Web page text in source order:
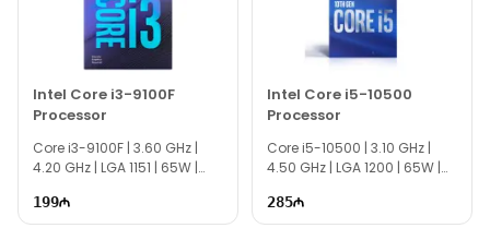
наш сайт.
Если вам необходима помощь с выбором, наши специалисты
готовы помочь вам ежедневно с 10:00 до 19:00.
Мы всегда готовы ответить на все ваши вопросы о процессоре
Intel Core i7-11700 Processor через нашу службу онлайн-
поддержки.
Intel Core i3-9100F
Processor
Core i3-9100F | 3.60 GHz |
4.20 GHz | LGA 1151 | 65W |
199
Intel Core i5-10500
Processor
Core i5-10500 | 3.10 GHz |
4.50 GHz | LGA 1200 | 65W |
285